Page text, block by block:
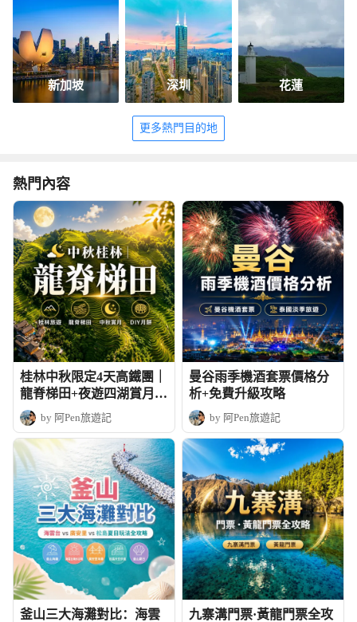
新加坡 深圳 花蓮
更多熱門目的地
熱門內容
桂林中秋限定4天高鐵團｜
龍脊梯田+夜遊四湖賞月+
DIY月餅
by 阿Pen旅遊記
曼谷雨季機酒套票價格分
析+免費升級攻略
by 阿Pen旅遊記
釜山三大海灘對比：海雲
九寨溝門票·黃龍門票全攻